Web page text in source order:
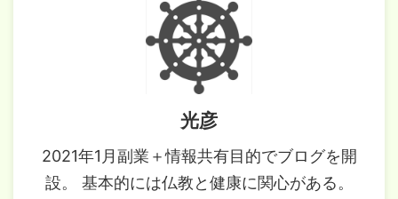
光彦
2021年1月副業＋情報共有目的でブログを開
設。 基本的には仏教と健康に関心がある。